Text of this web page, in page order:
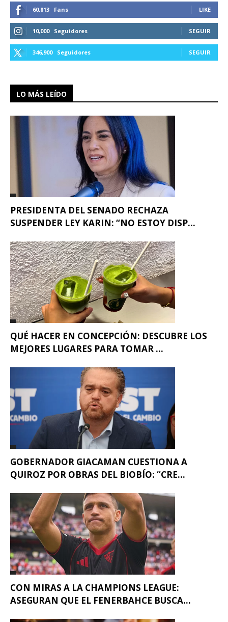
60,813 Fans LIKE
10,000 Seguidores SEGUIR
346,900 Seguidores SEGUIR
LO MÁS LEÍDO
PRESIDENTA DEL SENADO RECHAZA
SUSPENDER LEY KARIN: “NO ESTOY DISP...
QUÉ HACER EN CONCEPCIÓN: DESCUBRE LOS
MEJORES LUGARES PARA TOMAR ...
GOBERNADOR GIACAMAN CUESTIONA A
QUIROZ POR OBRAS DEL BIOBÍO: “CRE...
CON MIRAS A LA CHAMPIONS LEAGUE:
ASEGURAN QUE EL FENERBAHCE BUSCA...